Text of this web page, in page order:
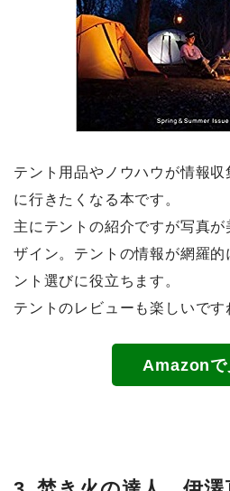
テント用品やノウハウが情報
に行きたくなる本です。
主にテントの紹介ですが写真
ザイン。テントの情報が網羅
ント選びに役立ちます。
テントのレビューも楽しいです
Amazonで